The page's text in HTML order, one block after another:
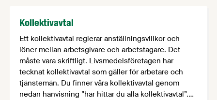
Kollektivavtal
Ett kollektivavtal reglerar anställningsvillkor och
löner mellan arbetsgivare och arbetstagare. Det
måste vara skriftligt. Livsmedelsföretagen har
tecknat kollektivavtal som gäller för arbetare och
tjänstemän. Du finner våra kollektivavtal genom
nedan hänvisning ”här hittar du alla kollektivavtal”.